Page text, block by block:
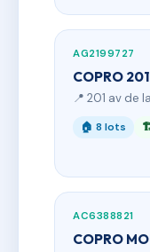
AG2199727
COPRO
📍 201 av de
🏠 8 lots
AC6388821
COPRO